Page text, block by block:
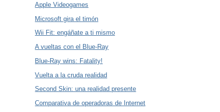
Apple Videogames
Microsoft gira el timón
Wii Fit: engáñate a ti mismo
A vueltas con el Blue-Ray
Blue-Ray wins: Fatality!
Vuelta a la cruda realidad
Second Skin: una realidad presente
Comparativa de operadoras de Internet